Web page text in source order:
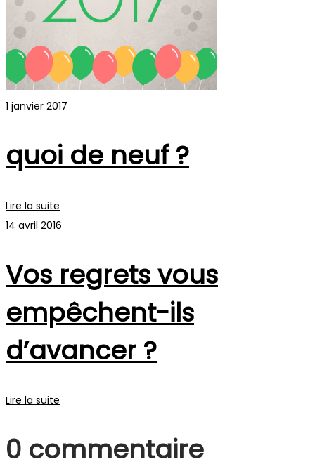
1 janvier 2017
quoi de neuf ?
Lire la suite
14 avril 2016
Vos regrets vous
empêchent-ils
d’avancer ?
Lire la suite
0 commentaire